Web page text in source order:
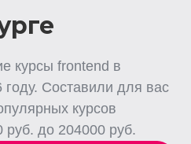
курсы frontend в
году. Составили для вас
курсов
руб. до 204000 руб.